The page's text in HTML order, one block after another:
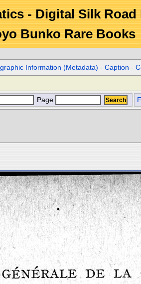
- Digital Silk Road
Bunko Rare Books
Information (Metadata) -Caption -
Page